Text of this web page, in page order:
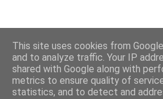
This site uses cookies from
and to analyze traffic. Your IP
shared with Google along with
metrics to ensure quality of
statistics, and to detect and